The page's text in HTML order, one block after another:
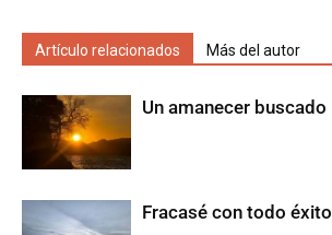
Artículo relacionados Más del autor
Un amanecer buscado
Fracasé con todo éxito